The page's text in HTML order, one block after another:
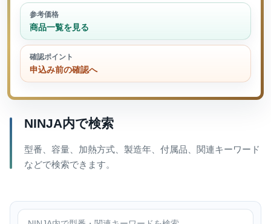
参考価格
商品一覧を見る
確認ポイント
申込み前の確認へ
NINJA内で検索
型番、容量、加熱方式、製造年、付属品、関連キーワード
などで検索できます。
NINJA内で検索